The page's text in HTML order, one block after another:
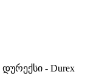
- Durex